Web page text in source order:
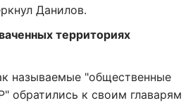
Данилов.
территориях
называемые "общественные
обратились к своим главарям